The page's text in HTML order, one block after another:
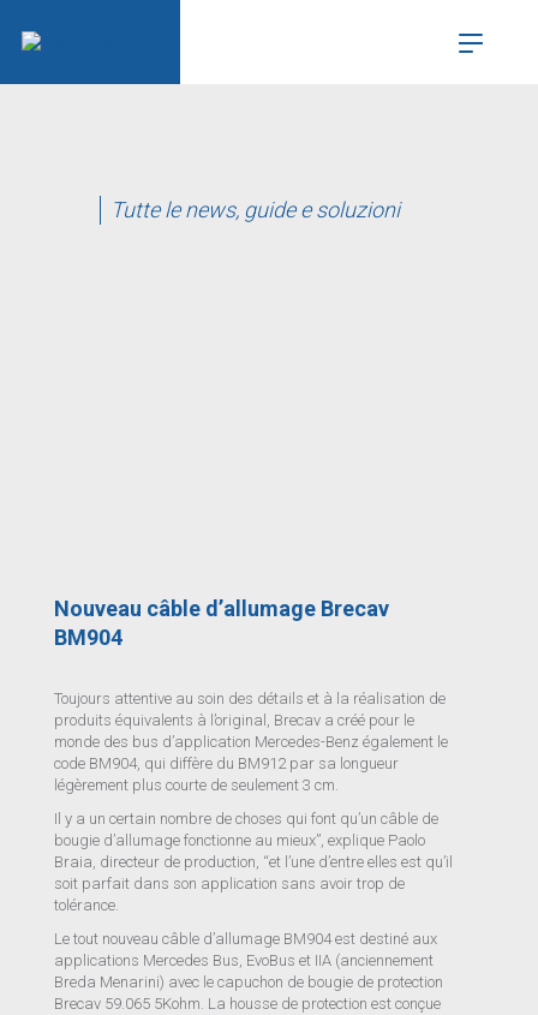
Tutte le news, guide e soluzioni
Nouveau câble d’allumage Brecav
BM904
Toujours attentive au soin des détails et à la réalisation de
produits équivalents à l’original, Brecav a créé pour le
monde des bus d’application Mercedes-Benz également le
code BM904, qui diffère du BM912 par sa longueur
légèrement plus courte de seulement 3 cm.
Il y a un certain nombre de choses qui font qu’un câble de
bougie d’allumage fonctionne au mieux”, explique Paolo
Braia, directeur de production, “et l’une d’entre elles est qu’il
soit parfait dans son application sans avoir trop de
tolérance.
Le tout nouveau câble d’allumage BM904 est destiné aux
applications Mercedes Bus, EvoBus et IIA (anciennement
Breda Menarini) avec le capuchon de bougie de protection
Brecav 59.065 5Kohm. La housse de protection est conçue